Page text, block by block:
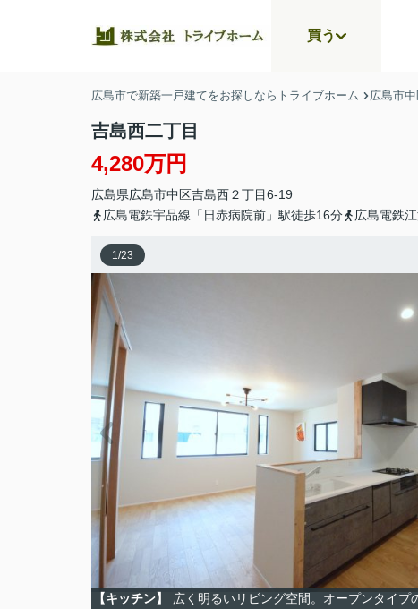
買う
広島市で新築一戸建てをお探しならトライブホーム 広島市
吉島西二丁目
4,280万円
広島県広島市中区吉島西２丁目6-19
広島電鉄宇品線「日赤病院前」駅徒歩16分
広島電鉄
1/23
【キッチン】
広く明るいリビング空間。オープンタイプ